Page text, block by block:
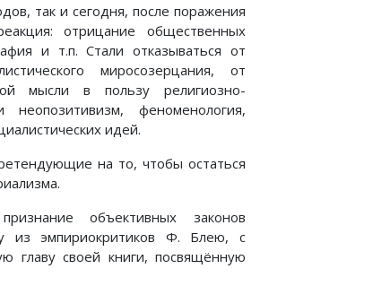
так и сегодня, после поражения
отрицание общественных
и т.п. Стали отказываться от
миросозерцания, от
мысли в пользу религиозно-
феноменология,
идей.
на то, чтобы остаться
объективных законов
из эмпириокритиков Ф. Блею, с
главу своей книги, посвящённую